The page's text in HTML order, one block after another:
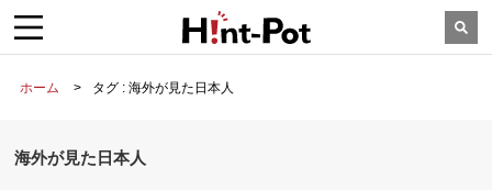
ホーム タグ : 海外が見た日本人
海外が見た日本人